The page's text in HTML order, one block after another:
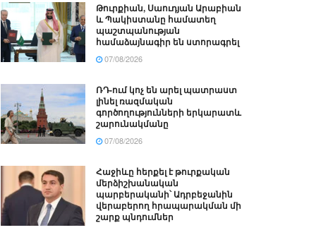
Թուրքիան, Սաուդյան Արաբիան
և Պակիստանը համատեղ
պաշտպանության
համաձայնագիր են ստորագրել
07/08/2026
ՌԴ-ում կոչ են արել պատրաստ
լինել ռազմական
գործողությունների երկարատև
շարունակմանը
07/08/2026
Հաջիևը հերքել է թուրքական
մերձիշխանական
պարբերականի՝ Ադրբեջանին
վերաբերող հրապարակման մի
շարք պնդումներ